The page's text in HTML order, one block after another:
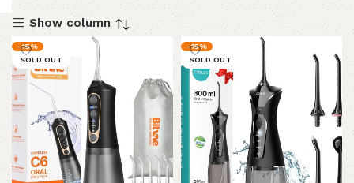
Show column
-15%
SOLD OUT
-15%
SOLD OUT